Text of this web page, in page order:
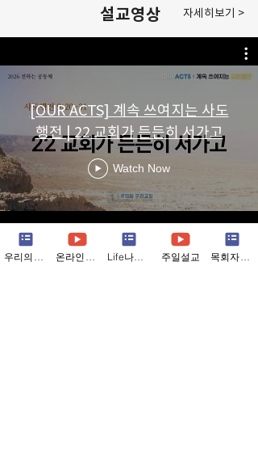
​설교영상 자세히보기 >
[OUR ACTS] 계속 쓰여지는 사도
행전 | 22 교회가 든든히 서가고
Watch Now
주일설교